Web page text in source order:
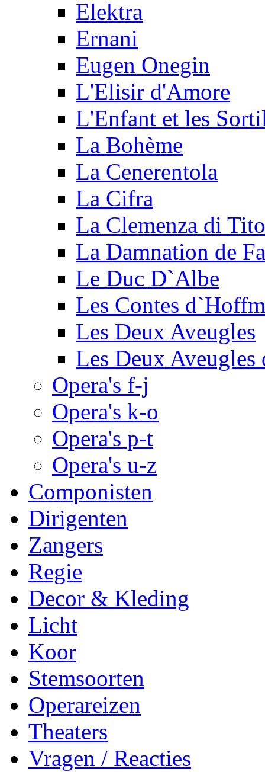
Elektra
Ernani
Eugen Onegin
L'Elisir d'Amore
L'Enfant et les
La Bohème
La Cenerentola
La Cifra
La Clemenza di Tito
La Damnation de
Le Duc D`Albe
Les Contes
Les Deux Aveugles
Les Deux Aveugles
Opera's f-j
Opera's k-o
Opera's p-t
Opera's u-z
Componisten
Dirigenten
Zangers
Regie
Decor & Kleding
Licht
Koor
Stemsoorten
Operareizen
Theaters
Vragen / Reacties